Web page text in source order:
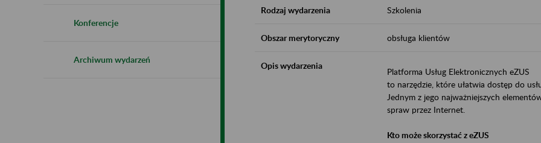
Konferencje
Archiwum wydarzeń
Rodzaj wydarzenia Szkolenia
Obszar merytoryczny obsługa klientów
Opis wydarzenia
Platforma Usług Elektronicznych eZUS
to narzędzie, które ułatwia dostęp do
Jednym z jego najważniejszych
spraw przez Internet.
Kto może skorzystać z eZUS